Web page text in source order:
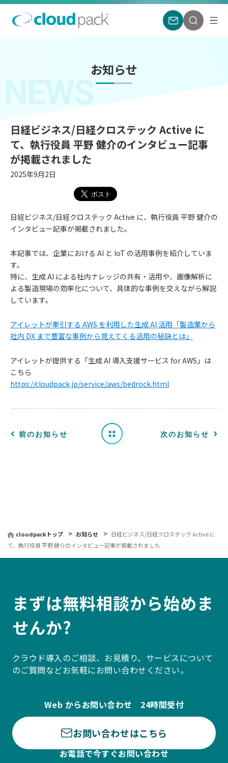
お知らせ
NEWS
日経ビジネス/日経クロステック Active に
て、執行役員 平野 健介のインタビュー記事
が掲載されました
2025年9月2日
日経ビジネス/日経クロステック Active に、執行役員 平野 健介の
インタビュー記事が掲載されました。
本記事では、企業における AI と IoT の活用事例を紹介していま
す。
特に、生成 AI による社内ナレッジの共有・活用や、画像解析に
よる製造現場の効率化について、具体的な事例を交えながら解説
しています。
アイレットが牽引する AWS を利用した生成 AI 活用「製造業から
社内 DX まで豊富な事例から見えてくる活用の秘訣とは」
アイレットが提供する「生成 AI 導入支援サービス for AWS」は
こちら
https://cloudpack.jp/service/aws/bedrock.html
前のお知らせ
ら
せ
一 次のお知らせ
cloudpackトップ お知らせ
日経ビジネス/日経クロステック Active に
て、執行役員 平野 健介のインタビュー記事が掲載されました
まずは無料相談から始めま
せんか?
クラウド導入のご相談、お見積り、サービスについて
のご質問などお気軽にお問い合わせください。
Web からお問い合わせ 24時間受付
お問い合わせはこちら
お電話で今すぐお問い合わせ